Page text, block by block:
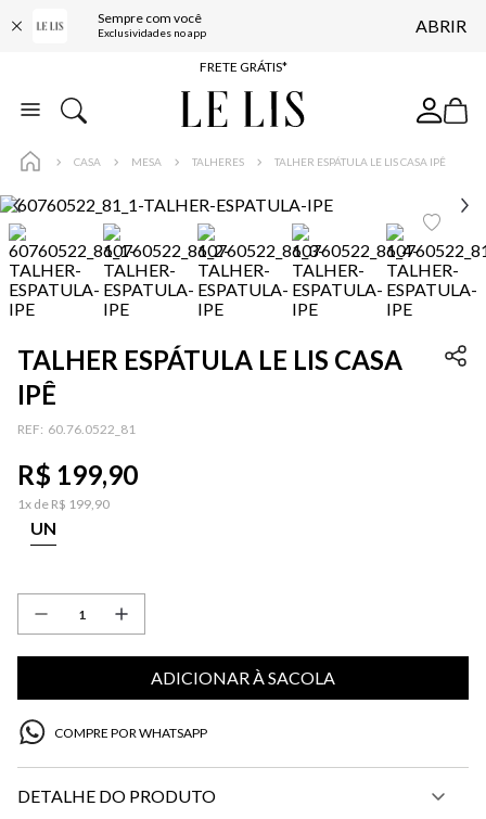
Sempre com você
Exclusividades no app ABRIR
FRETE GRÁTIS*
BAIXE O APP
10% OFF NA PRIMEIRA COMPRA*
FRETE GRÁTIS*
BAIXE O APP
10% OFF NA PRIMEIRA COMPRA*
CASA MESA TALHERES TALHER ESPÁTULA LE LIS CASA IPÊ
TALHER ESPÁTULA LE LIS CASA
IPÊ
: 60.76.0522_81
R$ 199,90
1x de R$ 199,90
UN
ADICIONAR À SACOLA
COMPRE POR WHATSAPP
DETALHE DO PRODUTO